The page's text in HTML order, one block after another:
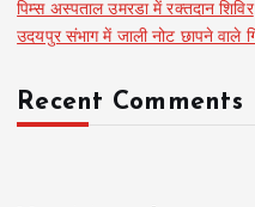
पिम्स अस्पताल उमरडा में रक्तदान शिविर
उदयपुर संभाग में जाली नोट छापने वाले
Recent Comments